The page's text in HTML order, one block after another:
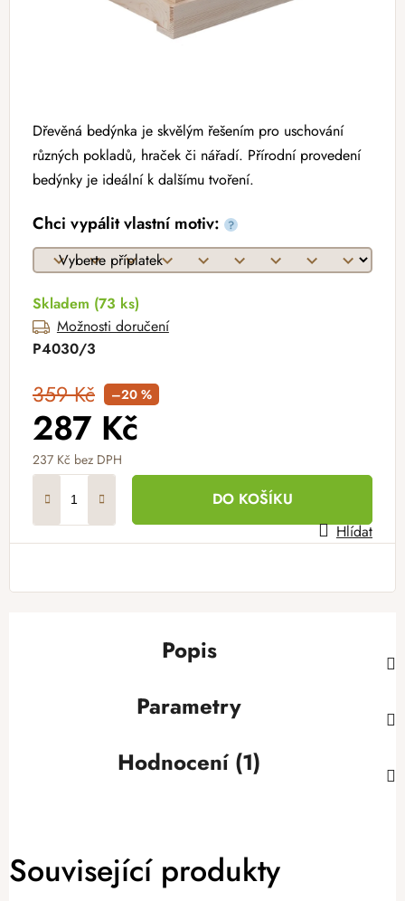
Dřevěná bedýnka je skvělým řešením pro uschování
různých pokladů, hraček či nářadí. Přírodní provedení
bedýnky je ideální k dalšímu tvoření.
Chci vypálit vlastní motiv: ?
Skladem (73 ks)
Možnosti doručení
P4030/3
359 Kč –20 %
287 Kč
237 Kč bez DPH
DO KOŠÍKU
Hlídat
Popis
Parametry
Hodnocení (1)
Související produkty